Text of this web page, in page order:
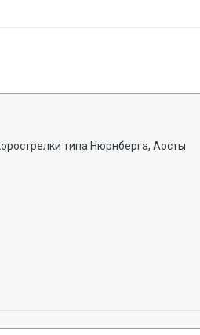
типа Нюрнберга, Аосты